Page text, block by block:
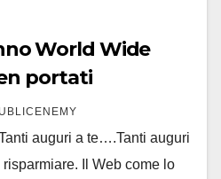
World Wide
portati
auguri a te….Tanti auguri
Il Web come lo